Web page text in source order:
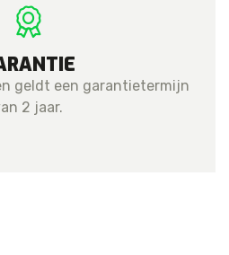
geldt een garantietermijn
2 jaar.